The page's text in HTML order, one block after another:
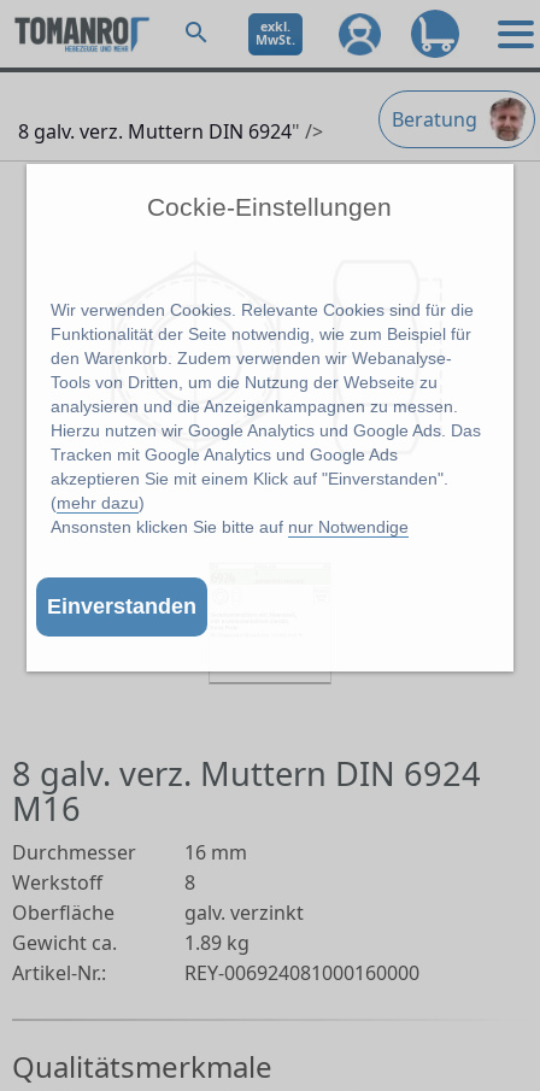
Cockie-Einstellungen
Wir verwenden Cookies. Relevante Cookies sind für die
Funktionalität der Seite notwendig, wie zum Beispiel für
den Warenkorb. Zudem verwenden wir Webanalyse-
Tools von Dritten, um die Nutzung der Webseite zu
analysieren und die Anzeigenkampagnen zu messen.
Hierzu nutzen wir Google Analytics und Google Ads. Das
Tracken mit Google Analytics und Google Ads
akzeptieren Sie mit einem Klick auf "Einverstanden".
(mehr dazu)
Ansonsten klicken Sie bitte auf nur Notwendige
Einverstanden
exkl.
MwSt.
Beratung
8 galv. verz. Muttern DIN 6924" />
Abbildung kann abweichen vom Original
8 galv. verz. Muttern DIN 6924
M16
Durchmesser
16 mm
Werkstoff
8
Oberfläche
galv. verzinkt
Gewicht ca.
1.89 kg
Artikel-Nr.:
REY-006924081000160000
Qualitätsmerkmale